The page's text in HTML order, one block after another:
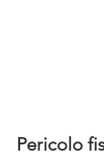
Pericolo